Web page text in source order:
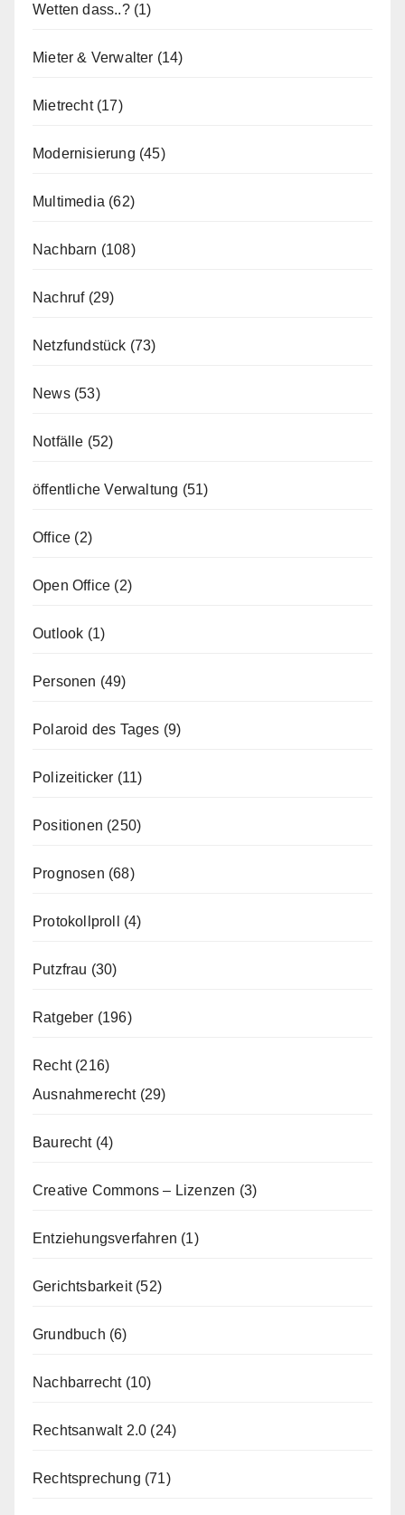
Wetten dass..?(1)
Mieter & Verwalter (14)
Mietrecht(17)
Modernisierung (45)
Multimedia (62)
Nachbarn (108)
Nachruf(29)
Netzfundstück (73)
News(53)
Notfälle (52)
öffentliche Verwaltung (51)
Office (2)
Open Office (2)
Outlook (1)
Personen (49)
Polaroid des Tages (9)
Polizeiticker (11)
Positionen (250)
Prognosen (68)
Protokollproll (4)
Putzfrau (30)
Ratgeber (196)
Recht(216)
Ausnahmerecht(29)
Baurecht(4)
Creative Commons – Lizenzen (3)
Entziehungsverfahren (1)
Gerichtsbarkeit(52)
Grundbuch (6)
Nachbarrecht(10)
Rechtsanwalt 2.0 (24)
Rechtsprechung (71)